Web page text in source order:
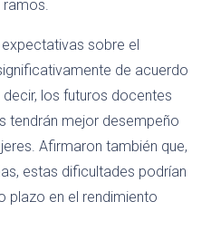
sobre el
de acuerdo
los futuros docentes
tendrán mejor desempeño
Afirmaron también que,
estas dificultades podrían
plazo en el rendimiento